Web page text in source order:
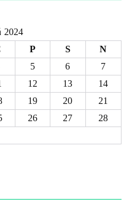
2024
P S
N
5 6
7
12 13
14
19 20
21
26 27
28